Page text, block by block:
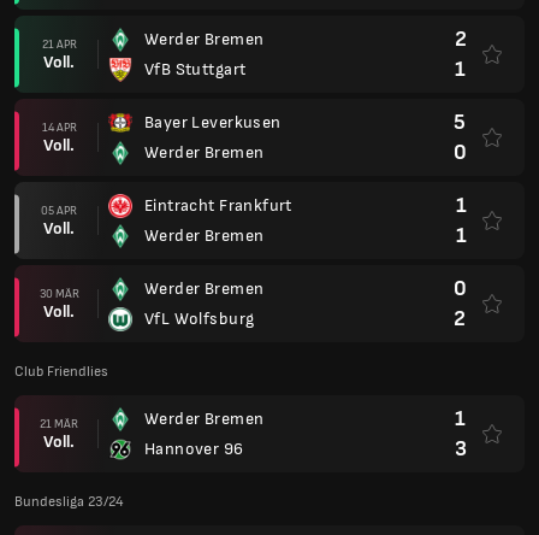
21 APR
Voll.
Werder Bremen
VfB Stuttgart
2
1
14 APR
Voll.
Bayer Leverkusen
Werder Bremen
5
0
05 APR
Voll.
Eintracht Frankfurt
Werder Bremen
1
1
30 MÄR
Voll.
Werder Bremen
VfL Wolfsburg
0
2
Club Friendlies
21 MÄR
Voll.
Werder Bremen
Hannover 96
1
3
Bundesliga 23/24